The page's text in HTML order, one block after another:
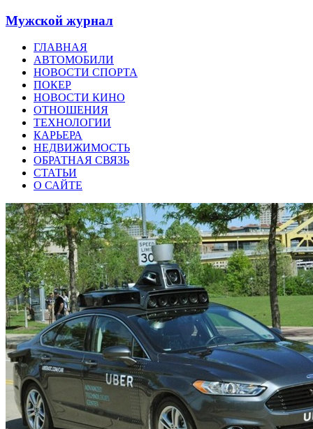
Мужской журнал
ГЛАВНАЯ
АВТОМОБИЛИ
НОВОСТИ СПОРТА
ПОКЕР
НОВОСТИ КИНО
ОТНОШЕНИЯ
ТЕХНОЛОГИИ
КАРЬЕРА
НЕДВИЖИМОСТЬ
ОБРАТНАЯ СВЯЗЬ
СТАТЬИ
О САЙТЕ